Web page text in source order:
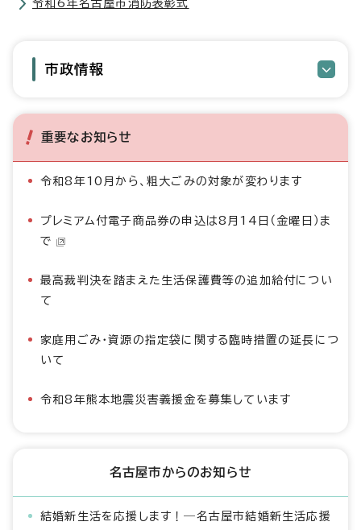
令和6年名古屋市消防表彰式
市政情報
重要なお知らせ
令和8年10月から、粗大ごみの対象が変わります
プレミアム付電子商品券の申込は8月14日（金曜日）ま
で
最高裁判決を踏まえた生活保護費等の追加給付につい
て
家庭用ごみ・資源の指定袋に関する臨時措置の延長につ
いて
令和8年熊本地震災害義援金を募集しています
名古屋市からのお知らせ
結婚新生活を応援します！―名古屋市結婚新生活応援